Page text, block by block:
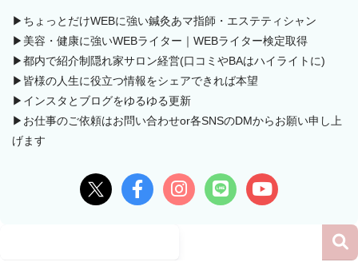
▶ちょっとだけWEBに強い鍼灸あマ指師・エステティシャン
▶美容・健康に強いWEBライター｜WEBライター検定取得
▶都内で紹介制隠れ家サロン経営(口コミやBAはハイライトに)
▶皆様の人生に役立つ情報をシェアできれば本望
▶インスタとブログをゆるゆる更新
▶お仕事のご依頼はお問い合わせor各SNSのDMからお願い申し上
げます